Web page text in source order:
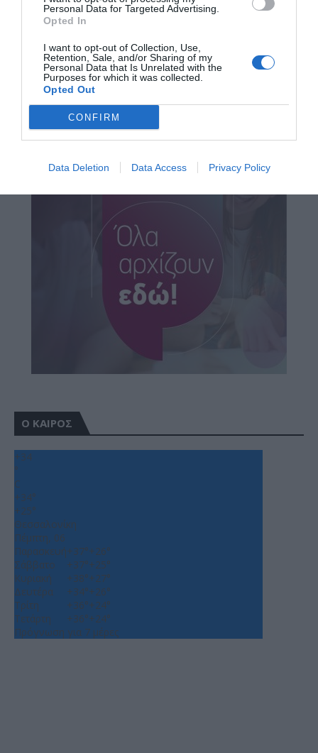
Personal Data for Targeted Advertising.
Opted In
I want to opt-out of Collection, Use,
Retention, Sale, and/or Sharing of my
Personal Data that Is Unrelated with the
Purposes for which it was collected.
Opted Out
CONFIRM
Data Deletion Data Access Privacy Policy
Ο ΚΑΙΡΟΣ
+34
°
C
+34°
+25°
Θεσσαλονίκη
Πέμπτη, 06
Παρασκευή+37°+26°
Σάββατο
+37°+25°
Κυριακή
+38°+27°
Δευτέρα
+34°+26°
Τρίτη
+36°+24°
Τετάρτη
+36°+24°
Πρόγνωση για 7 μέρες